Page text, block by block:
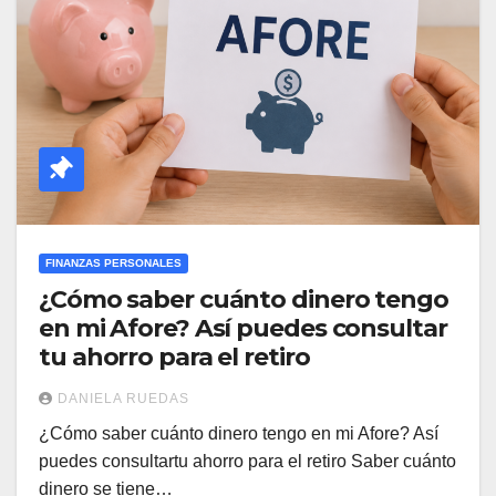
FINANZAS PERSONALES
¿Cómo saber cuánto dinero tengo
en mi Afore? Así puedes consultar
tu ahorro para el retiro
DANIELA RUEDAS
¿Cómo saber cuánto dinero tengo en mi Afore? Así
puedes consultartu ahorro para el retiro Saber cuánto
dinero se tiene…